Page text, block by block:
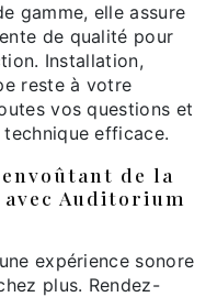
gamme, elle assure
de qualité pour
Installation,
reste à votre
vos questions et
efficace.
de la
Auditorium
expérience sonore
plus. Rendez-